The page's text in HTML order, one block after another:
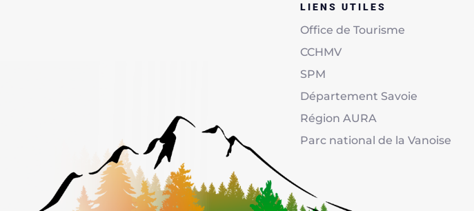
LIENS UTILES
Office de Tourisme
CCHMV
SPM
Département Savoie
Région AURA
Parc national de la Vanoise